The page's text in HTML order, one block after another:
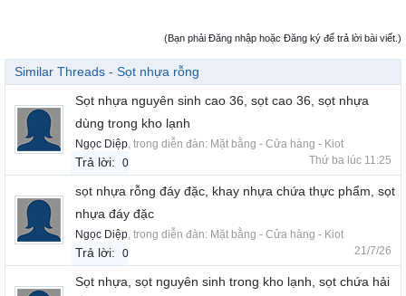
(Bạn phải Đăng nhập hoặc Đăng ký để trả lời bài viết.)
Similar Threads - Sọt nhựa rỗng
Sọt nhựa nguyên sinh cao 36, sọt cao 36, sọt nhựa
dùng trong kho lạnh
Ngọc Diệp, trong diễn đàn: Mặt bằng - Cửa hàng - Kiot
Trả lời: 0 Thứ ba lúc 11:25
sọt nhựa rỗng đáy đặc, khay nhựa chứa thực phẩm, sọt
nhựa đáy đặc
Ngọc Diệp, trong diễn đàn: Mặt bằng - Cửa hàng - Kiot
Trả lời: 0 21/7/26
Sọt nhựa, sọt nguyên sinh trong kho lạnh, sọt chứa hải